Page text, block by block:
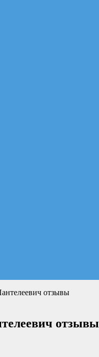
отзывы
отзывы